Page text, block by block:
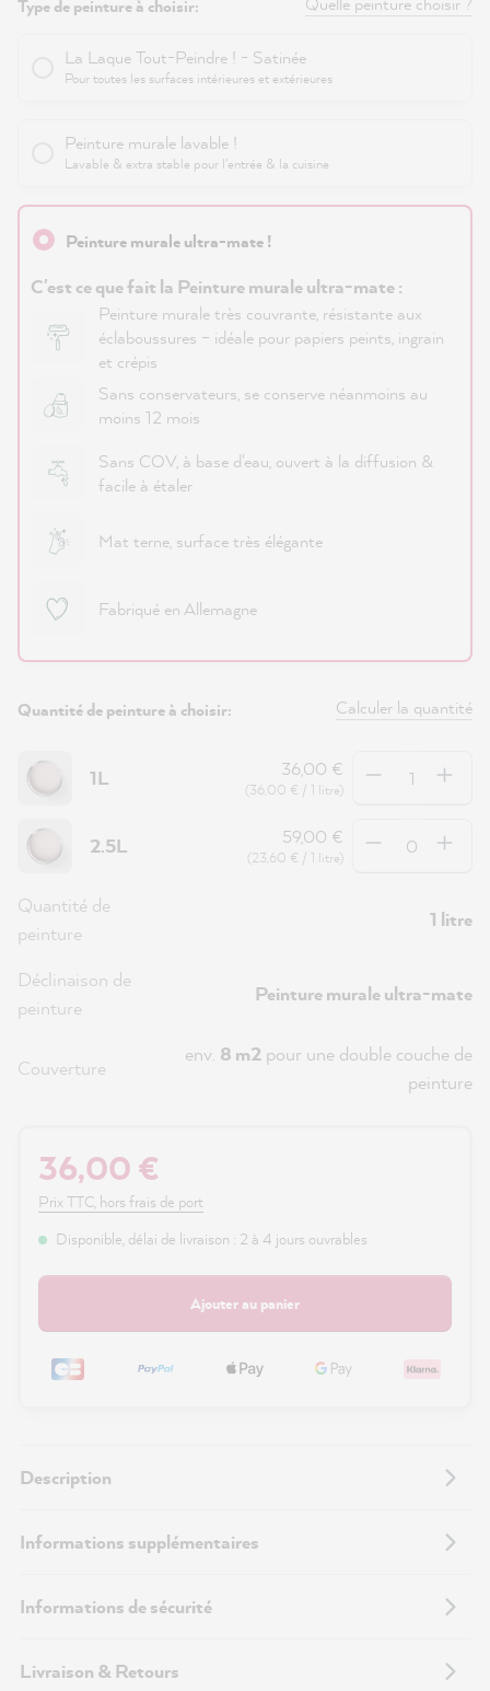
Type de peinture à choisir:
La Laque Tout-Peindre ! - Satinée
Pour toutes les surfaces intérieures et extérieures
Peinture murale lavable !
Lavable & extra stable pour l'entrée & la cuisine
Peinture murale ultra-mate !
C'est ce que fait la Peinture murale ultra-mate :
Peinture murale très couvrante, résistante aux
éclaboussures – idéale pour papiers peints, ingrain
et crépis
Sans conservateurs, se conserve néanmoins au
moins 12 mois
Sans COV, à base d'eau, ouvert à la diffusion &
facile à étaler
Mat terne, surface très élégante
Fabriqué en Allemagne
Quantité de peinture à choisir: Calculer la quantité
1L 36,00 €
(36,00 € / 1 litre)
2.5L 59,00 €
(23,60 € / 1 litre)
Quantité de
peinture
1 litre
Déclinaison de
peinture
Peinture murale ultra-mate
Couverture
env. 8 m2 pour une double couche de
peinture
36,00 €
Prix TTC, hors frais de port
Disponible, délai de livraison : 2 à 4 jours ouvrables
Ajouter au panier
Description
Informations supplémentaires
Informations de sécurité
Livraison & Retours